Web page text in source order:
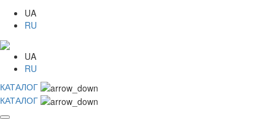
UA
RU
UA
RU
КАТАЛОГ
КАТАЛОГ